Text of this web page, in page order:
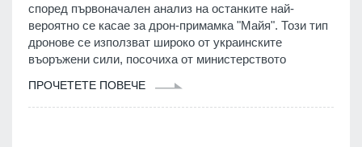
според първоначален анализ на останките най-
вероятно се касае за дрон-примамка "Майя". Този тип
дронове се използват широко от украинските
въоръжени сили, посочиха от министерството
ПРОЧЕТЕТЕ ПОВЕЧЕ